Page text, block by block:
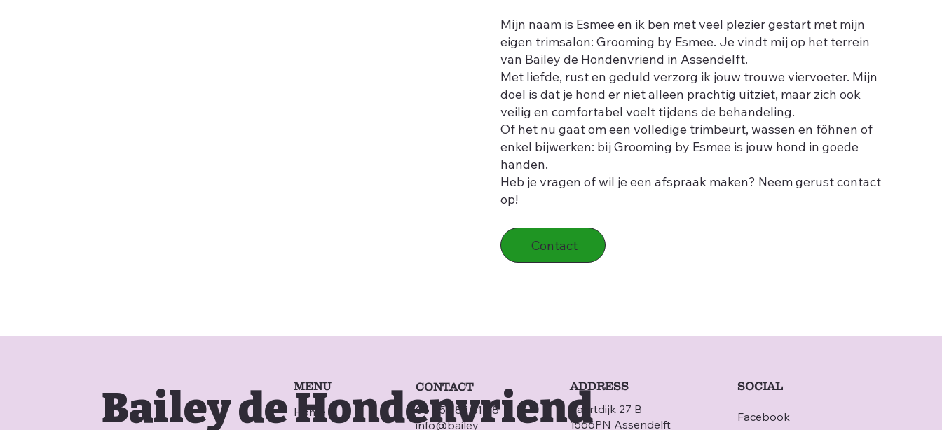
Mijn naam is Esmee en ik ben met veel plezier gestart met mijn
eigen trimsalon: Grooming by Esmee. Je vindt mij op het terrein
van Bailey de Hondenvriend in Assendelft.
Met liefde, rust en geduld verzorg ik jouw trouwe viervoeter. Mijn
doel is dat je hond er niet alleen prachtig uitziet, maar zich ook
veilig en comfortabel voelt tijdens de behandeling.
Of het nu gaat om een volledige trimbeurt, wassen en föhnen of
enkel bijwerken: bij Grooming by Esmee is jouw hond in goede
handen.
Heb je vragen of wil je een afspraak maken? Neem gerust contact
op!
Contact
Bailey de Hondenvriend
MENU
Home
CONTACT
06 - 52 85 61 88
info@bailey
ADDRESS
Vaartdijk 27 B
1566PN Assendelft
SOCIAL
Facebook